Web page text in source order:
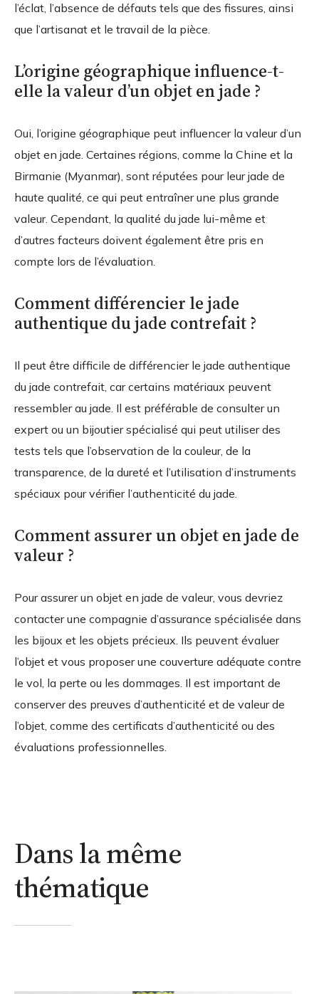
l’éclat, l’absence de défauts tels que des fissures, ainsi
que l’artisanat et le travail de la pièce.
L’origine géographique influence-t-
elle la valeur d’un objet en jade ?
Oui, l’origine géographique peut influencer la valeur d’un
objet en jade. Certaines régions, comme la Chine et la
Birmanie (Myanmar), sont réputées pour leur jade de
haute qualité, ce qui peut entraîner une plus grande
valeur. Cependant, la qualité du jade lui-même et
d’autres facteurs doivent également être pris en
compte lors de l’évaluation.
Comment différencier le jade
authentique du jade contrefait ?
Il peut être difficile de différencier le jade authentique
du jade contrefait, car certains matériaux peuvent
ressembler au jade. Il est préférable de consulter un
expert ou un bijoutier spécialisé qui peut utiliser des
tests tels que l’observation de la couleur, de la
transparence, de la dureté et l’utilisation d’instruments
spéciaux pour vérifier l’authenticité du jade.
Comment assurer un objet en jade de
valeur ?
Pour assurer un objet en jade de valeur, vous devriez
contacter une compagnie d’assurance spécialisée dans
les bijoux et les objets précieux. Ils peuvent évaluer
l’objet et vous proposer une couverture adéquate contre
le vol, la perte ou les dommages. Il est important de
conserver des preuves d’authenticité et de valeur de
l’objet, comme des certificats d’authenticité ou des
évaluations professionnelles.
Dans la même
thématique